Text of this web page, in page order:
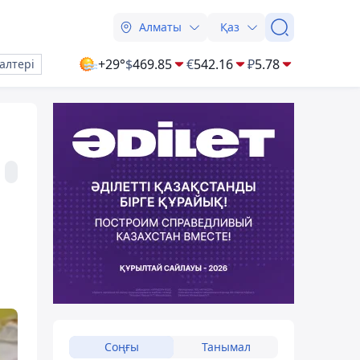
Алматы Қаз
+29°$469.85 €542.16 ₽5.78
Соңғы Танымал